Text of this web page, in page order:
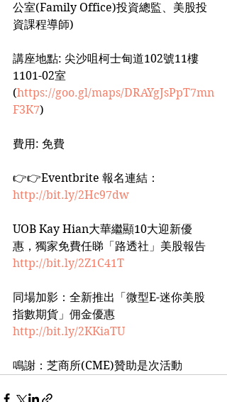
公室(Family Office)投資總監、美股投
資課程導師)
講座地點: 尖沙咀柯士甸道102號11樓
1101-02室
(https://goo.gl/maps/DRAYgJsPpT7mn
F3K7)
費用: 免費
👉👉Eventbrite 報名連結：
http://bit.ly/2Hc97dw
UOB Kay Hian大華繼顯10大迎新優
惠，獨家免費任睇「路透社」美股報告
http://bit.ly/2Z1C41T
同場加影：全新推出「微型E-迷你美股
指數期貨」佣金優惠
http://bit.ly/2KKiaTU
鳴謝：芝商所(CME)贊助是次活動